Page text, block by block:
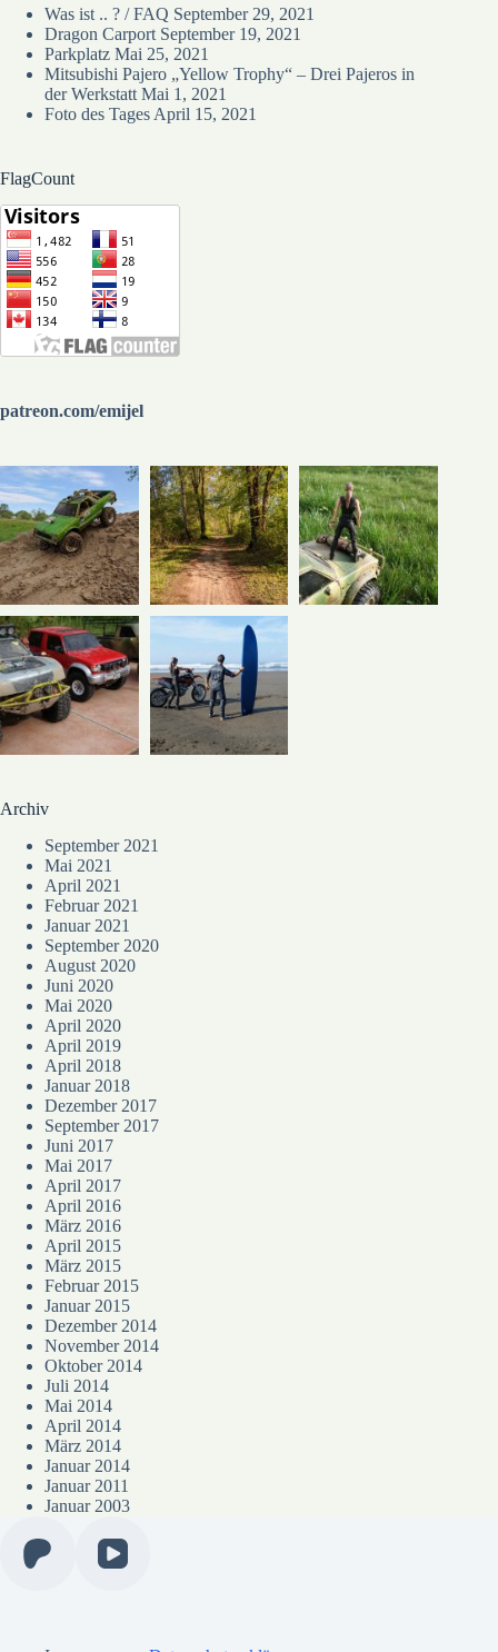
Was ist .. ? / FAQ September 29, 2021
Dragon Carport September 19, 2021
Parkplatz Mai 25, 2021
Mitsubishi Pajero „Yellow Trophy“ – Drei Pajeros in
der Werkstatt Mai 1, 2021
Foto des Tages April 15, 2021
FlagCount
patreon.com/emijel
Archiv
September 2021
Mai 2021
April 2021
Februar 2021
Januar 2021
September 2020
August 2020
Juni 2020
Mai 2020
April 2020
April 2019
April 2018
Januar 2018
Dezember 2017
September 2017
Juni 2017
Mai 2017
April 2017
April 2016
März 2016
April 2015
März 2015
Februar 2015
Januar 2015
Dezember 2014
November 2014
Oktober 2014
Juli 2014
Mai 2014
April 2014
März 2014
Januar 2014
Januar 2011
Januar 2003